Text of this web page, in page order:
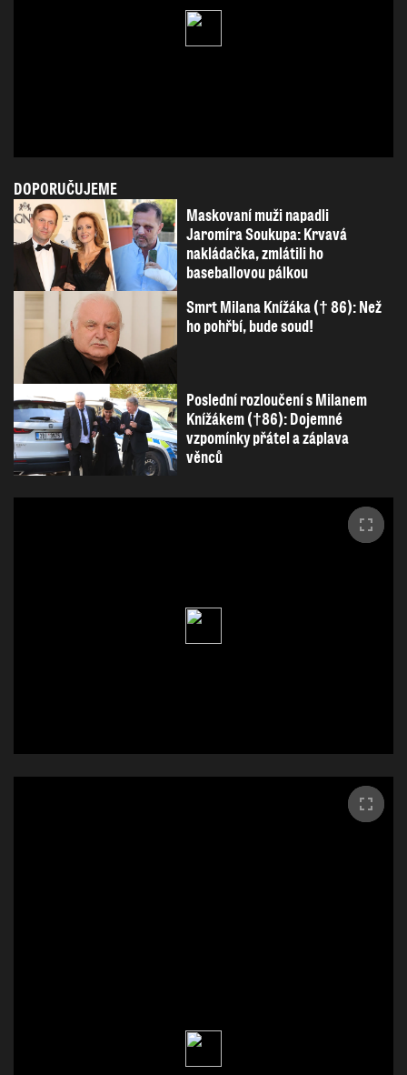
DOPORUČUJEME
Maskovaní muži napadli
Jaromíra Soukupa: Krvavá
nakládačka, zmlátili ho
baseballovou pálkou
Smrt Milana Knížáka († 86): Než
ho pohřbí, bude soud!
Poslední rozloučení s Milanem
Knížákem (†86): Dojemné
vzpomínky přátel a záplava
věnců